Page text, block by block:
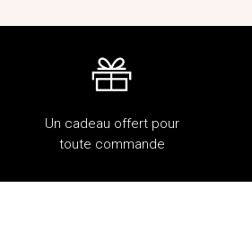
Un cadeau offert pour
toute commande